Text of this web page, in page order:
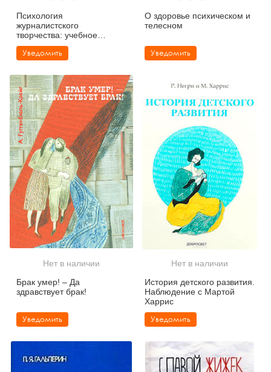
Психология
журналистского
творчества: учебное
пособие
Уведомить
О здоровье психическом и
телесном
Уведомить
Нет в наличии
Брак умер! – Да
здравствует брак!
Уведомить
Нет в наличии
История детского развития.
Наблюдение с Мартой
Харрис
Уведомить